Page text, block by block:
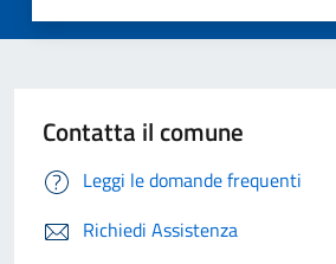
Contatta il comune
Leggi le domande frequenti
Richiedi Assistenza